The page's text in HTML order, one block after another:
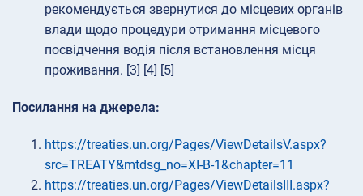
рекомендується звернутися до місцевих органів
влади щодо процедури отримання місцевого
посвідчення водія після встановлення місця
проживання. [3] [4] [5]
Посилання на джерела:
https://treaties.un.org/Pages/ViewDetailsV.aspx?
src=TREATY&mtdsg_no=XI-B-1&chapter=11
https://treaties.un.org/Pages/ViewDetailsIII.aspx?